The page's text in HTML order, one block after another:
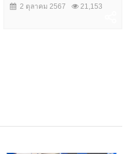
2 ตุลาคม 2567 21,153